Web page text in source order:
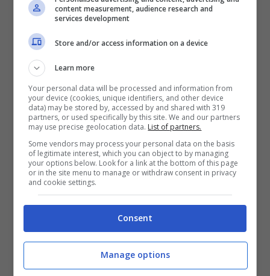
I SUV non conoscono crisi e, in Italia,
spopolano. Ecco quali sono quelli più
cercati alle nostre latitudini. ...
tutto
Gennaio 9, 2024
content measurement, audience research and
services development
Store and/or access information on a device
Learn more
Your personal data will be processed and information from
your device (cookies, unique identifiers, and other device
data) may be stored by, accessed by and shared with 319
partners, or used specifically by this site. We and our partners
may use precise geolocation data. List of partners.
Some vendors may process your personal data on the basis
of legitimate interest, which you can object to by managing
your options below. Look for a link at the bottom of this page
or in the site menu to manage or withdraw consent in privacy
and cookie settings.
Consent
Manage options